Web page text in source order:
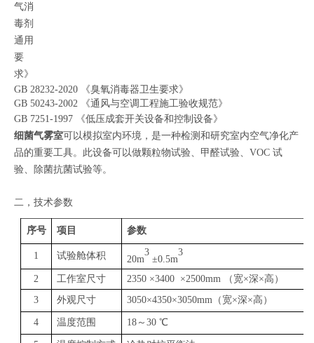
气消
毒剂
通用
要
求》
GB 28232-2020 《臭氧消毒器卫生要求》
GB 50243-2002 《通风与空调工程施工验收规范》
GB 7251-1997 《低压成套开关设备和控制设备》
细菌气雾室可以模拟室内环境，是一种检测和研究室内空气净化产
品的重要工具。此设备可以做颗粒物试验、甲醛试验、VOC 试
验、除菌抗菌试验等。
二，技术参数
序号 项目 参数
1 试验舱体积 20m
3
±0.5m
3
2 工作室尺寸
2350 ×3400 ×2500mm （宽×深×高）
3
外观尺寸 3050×4350×3050mm（宽×深×高）
4 温度范围 18～30 ℃